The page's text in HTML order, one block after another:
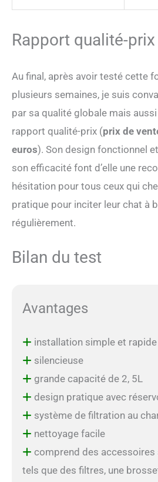
Rapport qualité-
Au final, après avoir testé cette
plusieurs semaines, je suis
par sa qualité globale mais
rapport qualité-prix (prix de
euros). Son design fonctionnel
son efficacité font d’elle une
hésitation pour tous ceux qui
pratique pour inciter leur chat à
régulièrement.
Bilan du test
Avantages
installation simple et rapide
silencieuse
grande capacité de 2, 5L
design pratique avec
système de filtration au
nettoyage facile
comprend des
tels que des filtres, une